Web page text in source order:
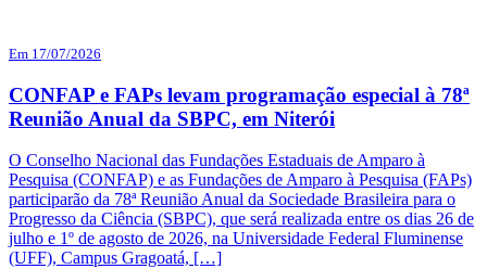
Em 17/07/2026
CONFAP e FAPs levam programação especial à 78ª
Reunião Anual da SBPC, em Niterói
O Conselho Nacional das Fundações Estaduais de Amparo à
Pesquisa (CONFAP) e as Fundações de Amparo à Pesquisa (FAPs)
participarão da 78ª Reunião Anual da Sociedade Brasileira para o
Progresso da Ciência (SBPC), que será realizada entre os dias 26 de
julho e 1º de agosto de 2026, na Universidade Federal Fluminense
(UFF), Campus Gragoatá, […]